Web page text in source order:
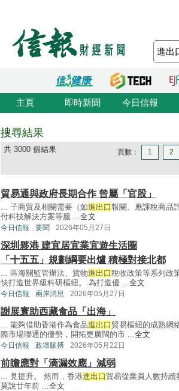
主頁 即時新聞 今日信報
搜尋結果
共 3000 個結果 頁數： 1 2
貿易通與政府長期合作 曾屬「官股」
... 子商貿及相關需要（如進出口報關、應課稅商品
付科技解決方案等服 ...全文
今日信報 要聞 2026年05月27日
深圳夥港 建宜居宜業宜遊生活圈
「十五五」規劃綱要出爐 積極對接北都
... 區海關監管辦法、貨物進出口稅收政策等系列政
快打造世界級科研樞紐。 為打造優 ...全文
今日信報 兩岸消息 2026年05月27日
謝展寰助西藏食品「出海」
... 能夠借助香港作為食品進出口 貿易樞紐的成熟網
際市場聯通的優勢，開拓更廣闊的市 ...全文
今日信報 政壇脈搏 2026年05月22日
前瞻應對「滴漏效應」減弱
... 見提升。 然而，香港進出口 貿易從業員人數持
莫說廿年前 ...全文